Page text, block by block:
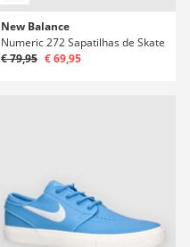
New Balance
Numeric 272 Sapatilhas de Skate
€ 79,95 € 69,95